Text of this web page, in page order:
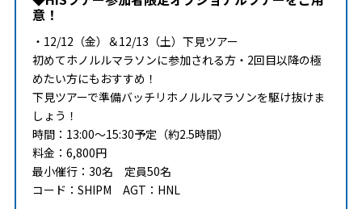
意！
・12/12（金）＆12/13（土）下見ツアー
初めてホノルルマラソンに参加される方・2回目以降の極
めたい方にもおすすめ！
下見ツアーで準備バッチリホノルルマラソンを駆け抜けま
しょう！
時間：13:00～15:30予定（約2.5時間）
料金：6,800円
最小催行：30名 定員50名
コード：SHIPM AGT：HNL